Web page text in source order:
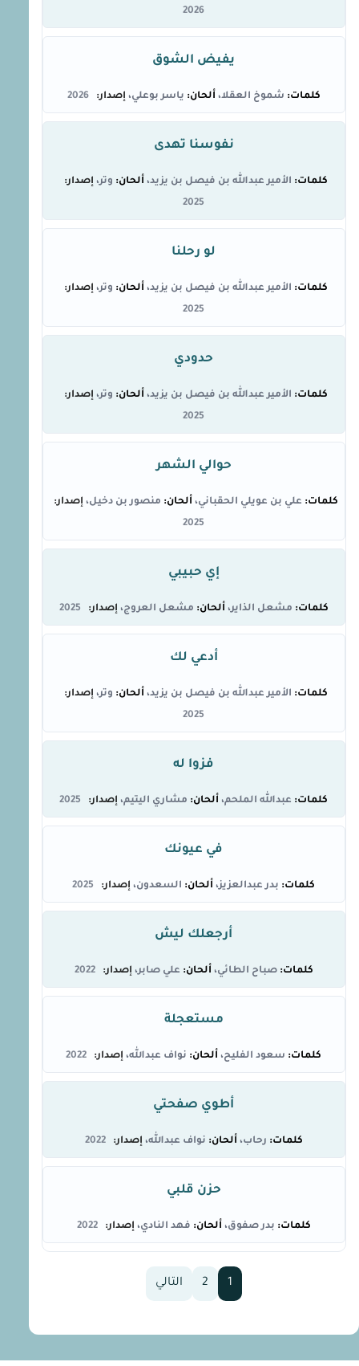
2026
يفيض الشوق
شموخ العقلا ياسر بوعلي 2026
نفوسنا تهدى
الأمير عبدالله بن فيصل بن يزيد
وتر
2025
لو رحلنا
الأمير عبدالله بن فيصل بن يزيد
وتر
2025
حدودي
الأمير عبدالله بن فيصل بن يزيد
وتر
2025
حوالي الشهر
علي بن عويلي الحقباني
منصور بن دخيل
2025
إي حبيبي
مشعل الذاير مشعل العروج 2025
أدعي لك
الأمير عبدالله بن فيصل بن يزيد
وتر
2025
فزوا له
عبدالله الملحم مشاري اليتيم 2025
في عيونك
بدر عبدالعزيز السعدون 2025
أرجعلك ليش
صباح الطائي علي صابر 2022
مستعجلة
سعود الفليح نواف عبدالله 2022
أطوي صفحتي
رحاب نواف عبدالله 2022
حزن قلبي
بدر صفوق فهد النادي 2022
1
2 التالي